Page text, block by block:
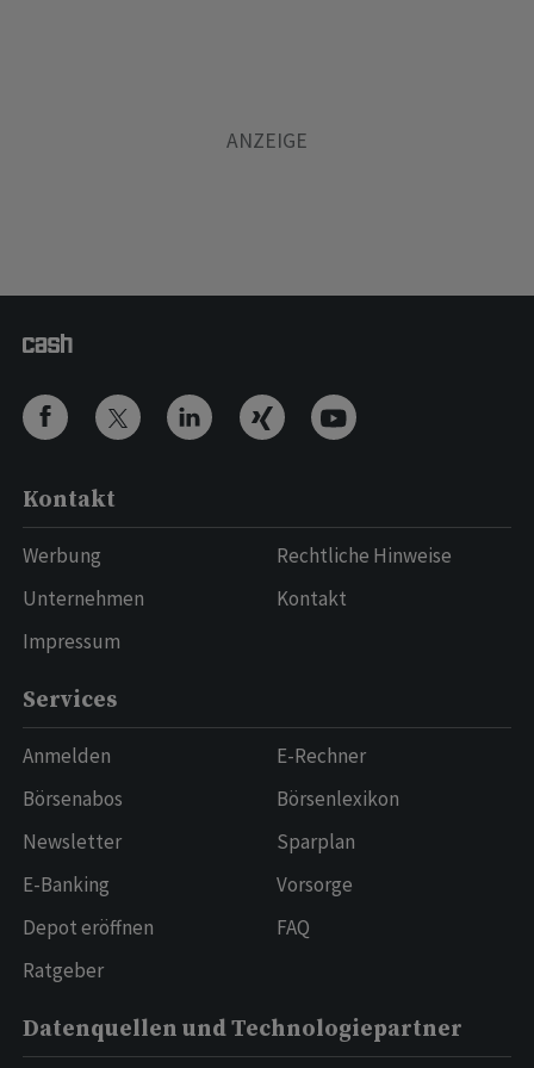
Kontakt
Werbung
Unternehmen
Impressum
Rechtliche Hinweise
Kontakt
Services
Anmelden
Börsenabos
Newsletter
E-Banking
Depot eröffnen
Ratgeber
E-Rechner
Börsenlexikon
Sparplan
Vorsorge
FAQ
Datenquellen und Technologiepartner